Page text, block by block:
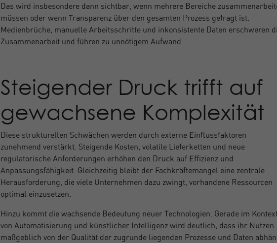
Das wird insbesondere dann sichtbar, wenn mehrere Bereiche
müssen oder wenn Transparenz über den gesamten Prozess gefragt ist.
Medienbrüche, manuelle Arbeitsschritte und inkonsistente Daten erschweren
Zusammenarbeit und führen zu unnötigem Aufwand.
Steigender Druck trifft auf
gewachsene Komplexität
Diese strukturellen Schwächen werden durch externe Einflussfaktoren
zunehmend verstärkt. Steigende Kosten, volatile Lieferketten und neue
regulatorische Anforderungen erhöhen den Druck auf Effizienz und
Anpassungsfähigkeit. Gleichzeitig bleibt der Fachkräftemangel eine zentrale
Herausforderung, die viele Unternehmen dazu zwingt, vorhandene Ressourcen
optimal einzusetzen.
Hinzu kommt die wachsende Bedeutung neuer Technologien. Gerade im
von Automatisierung und künstlicher Intelligenz wird deutlich, dass ihr Nutzen
maßgeblich von der Qualität der zugrunde liegenden Prozesse und Daten